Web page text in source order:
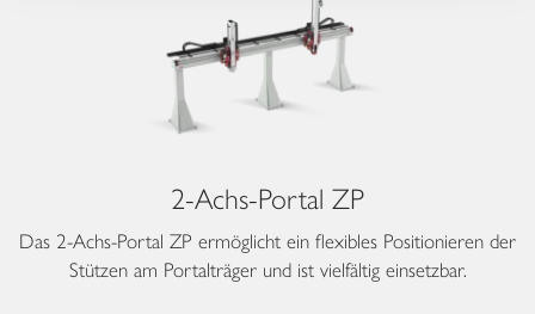
2-Achs-Portal ZP
Das 2-Achs-Portal ZP ermöglicht ein flexibles Positionieren der
Stützen am Portalträger und ist vielfältig einsetzbar.